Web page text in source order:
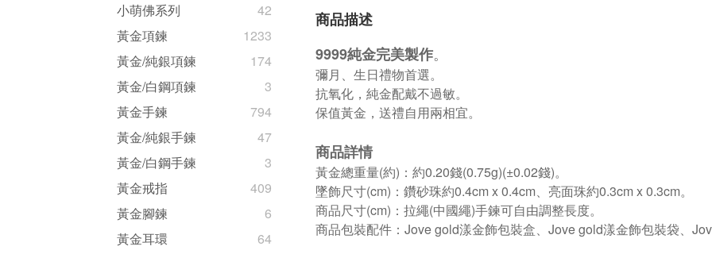
小萌佛系列
42
黃金項鍊
1233
黃金/純銀項鍊
174
黃金/白鋼項鍊
3
黃金手鍊
794
黃金/純銀手鍊
47
黃金/白鋼手鍊
3
黃金戒指
409
黃金腳鍊
6
黃金耳環
64
商品描述
9999純金完美製作。
彌月、生日禮物首選。
抗氧化，純金配戴不過敏。
保值黃金，送禮自用兩相宜。
商品詳情
黃金總重量(約)：約0.20錢(0.75g)(±0.02錢)。
墜飾尺寸(cm)：鑽砂珠約0.4cm x 0.4cm、亮面珠約0.3cm x 0.3cm。
商品尺寸(cm) ：拉繩(中國繩)手鍊可自由調整長度。
商品包裝配件：Jove gold漾金飾包裝盒、Jove gold漾金飾包裝袋、